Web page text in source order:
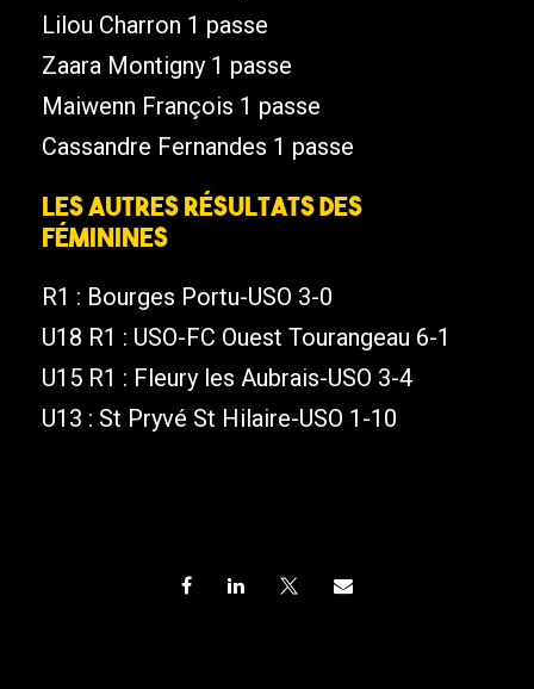
Lilou Charron 1 passe
Zaara Montigny 1 passe
Maiwenn François 1 passe
Cassandre Fernandes 1 passe
Les autres résultats des
féminines
R1 : Bourges Portu-USO 3-0
U18 R1 : USO-FC Ouest Tourangeau 6-1
U15 R1 : Fleury les Aubrais-USO 3-4
U13 : St Pryvé St Hilaire-USO 1-10